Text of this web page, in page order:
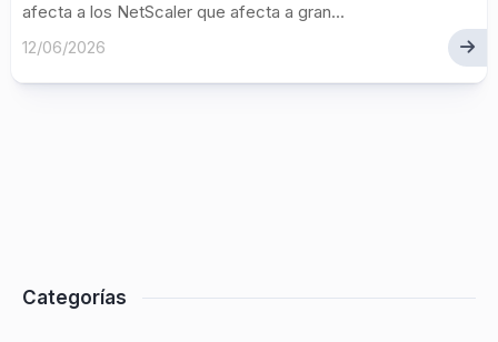
afecta a los NetScaler que afecta a gran...
12/06/2026
Categorías